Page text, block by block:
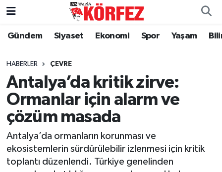
Gündem Siyaset Ekonomi Spor Yaşam
HABERLER ÇEVRE
Antalya’da kritik zirve:
Ormanlar için alarm ve
çözüm masada
Antalya’da ormanların korunması ve
ekosistemlerin sürdürülebilir izlenmesi için kritik
toplantı düzenlendi. Türkiye genelinden
Gündem
Siyaset
Yerel Yönetim
Ekonomi
Spor
Yaşam
Nöbetçi Eczaneler
Hava Durumu
Trafik Durumu
Süper Lig Puan Durumu ve Fikstür
Tüm Manşetler
Son Dakika Haberleri